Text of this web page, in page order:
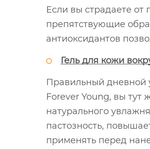
Если вы страдаете
препятствующие
антиоксидантов
Гель для кожи
Правильный дневной
Forever Young, вы тут
натурального
пастозность,
применять перед